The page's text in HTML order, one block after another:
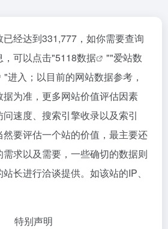
经达到331,777，如你需要查询
可以点击"5118数据 ""爱站数
"进入；以目前的网站数据参考，
为准，更多网站价值评估因素
速度、搜索引擎收录以及索引
要评估一个站的价值，最主要还
求以及需要，一些确切的数据则
长进行洽谈提供。如该站的IP、
特别声明